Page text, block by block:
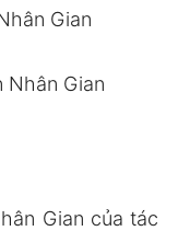
Gian
Nhân Gian
Gian của tác